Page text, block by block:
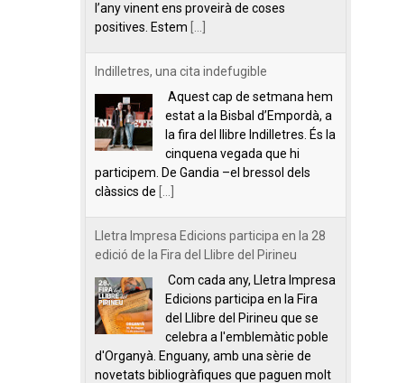
l’any vinent ens proveirà de coses
positives. Estem
Indilletres, una cita indefugible
Aquest cap de setmana hem
estat a la Bisbal d’Empordà, a
la fira del llibre Indilletres. És la
cinquena vegada que hi
participem. De Gandia –el bressol dels
clàssics de
Lletra Impresa Edicions participa en la 28
edició de la Fira del Llibre del Pirineu
Com cada any, Lletra Impresa
Edicions participa en la Fira
del Llibre del Pirineu que se
celebra a l'emblemàtic poble
d'Organyà. Enguany, amb una sèrie de
novetats bibliogràfiques que paguen molt